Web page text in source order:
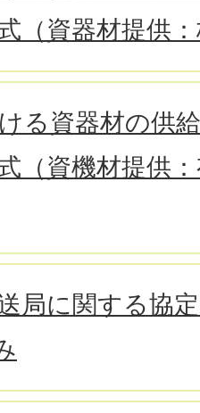
（資器材提供
ける資器材の供
（資機材提供
局に関する協